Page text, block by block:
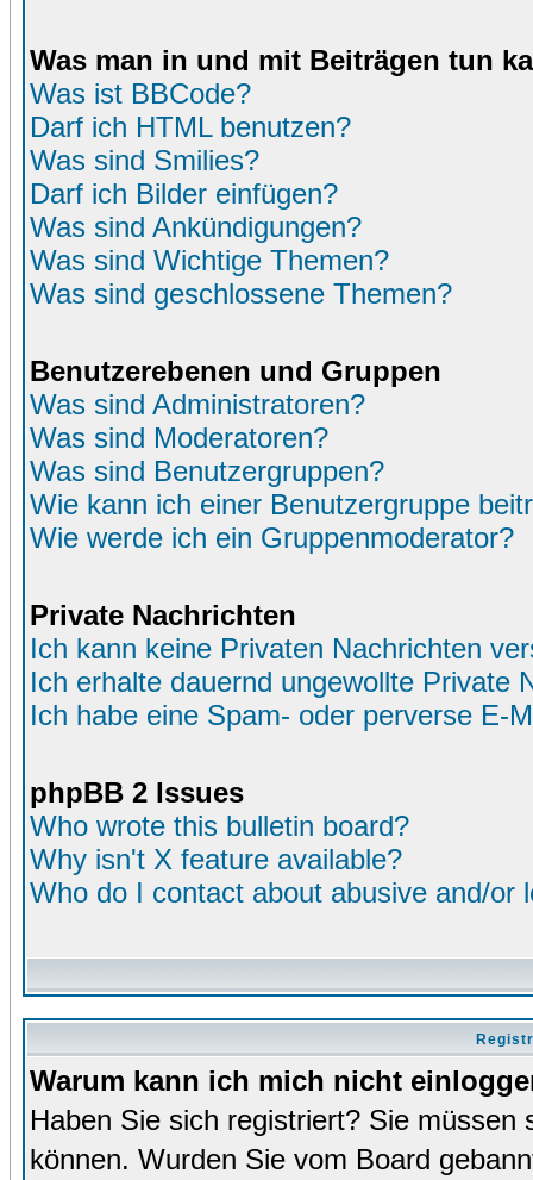
Was man in und mit Beiträgen tun
Was ist BBCode?
Darf ich HTML benutzen?
Was sind Smilies?
Darf ich Bilder einfügen?
Was sind Ankündigungen?
Was sind Wichtige Themen?
Was sind geschlossene Themen?
Benutzerebenen und Gruppen
Was sind Administratoren?
Was sind Moderatoren?
Was sind Benutzergruppen?
Wie kann ich einer Benutzergruppe
Wie werde ich ein Gruppenmoderator?
Private Nachrichten
Ich kann keine Privaten Nachrichten
Ich erhalte dauernd ungewollte Private
Ich habe eine Spam- oder perverse E-
phpBB 2 Issues
Who wrote this bulletin board?
Why isn't X feature available?
Who do I contact about abusive and/or
Warum kann ich mich nicht
Haben Sie sich registriert? Sie
können. Wurden Sie vom Board